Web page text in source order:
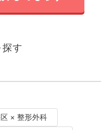
す
× 整形外科